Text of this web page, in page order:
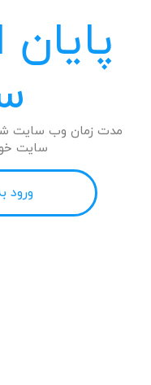
مدت زمان وب سایت
سایت
ورود